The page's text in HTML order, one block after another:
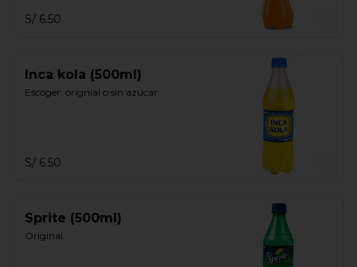
S/ 6.50
Inca kola (500ml)
Escoger: orignial o sin azúcar
S/ 6.50
Sprite (500ml)
Original